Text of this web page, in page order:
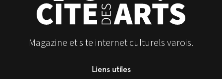
Magazine et site internet culturels varois.
Liens utiles